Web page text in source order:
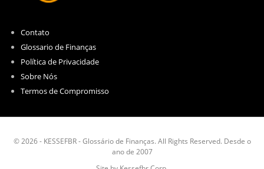
Contato
Glossario de Finanças
Política de Privacidade
Sobre Nós
Termos de Compromisso
© 2026 - KESSEFBR - Glossário de Finanças. All Rights Reserved. Desde o
ano de 2007